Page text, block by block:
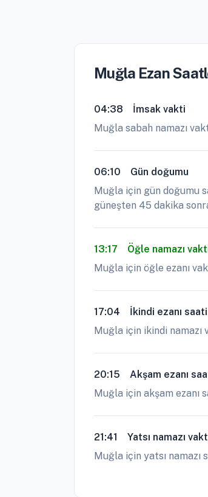
Muğla Ezan
04:38
İmsak vakti
Muğla sabah namazı
06:10
Gün doğumu
Muğla için gün doğumu
güneşten 45 dakika sonra
13:17
Öğle namazı
Muğla için öğle ezanı
17:04
İkindi ezanı saati
Muğla için ikindi namazı
20:15
Akşam ezanı
Muğla için akşam ezanı
21:41
Yatsı namazı
Muğla için yatsı namazı